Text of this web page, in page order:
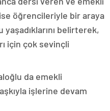
öğrencileriyle bir araya
belirterek,
için çok sevinçli
da emekli
işlerine devam